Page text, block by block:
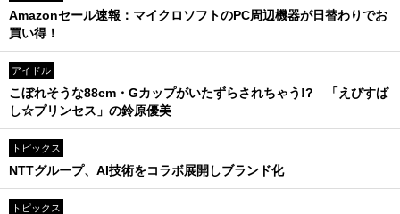
Amazonセール速報：マイクロソフトのPC周辺機器が日替わりでお
買い得！
アイドル
こぼれそうな88cm・Gカップがいたずらされちゃう!? 「えびすば
し☆プリンセス」の鈴原優美
トピックス
NTTグループ、AI技術をコラボ展開しブランド化
トピックス